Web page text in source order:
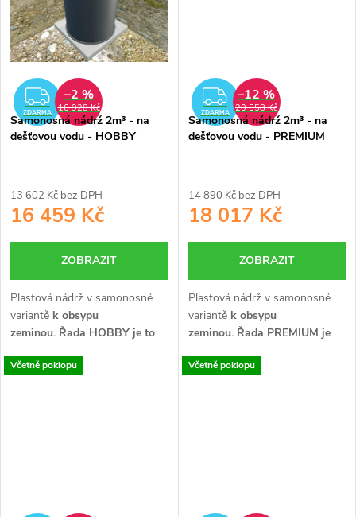
ZDARMA
ZDARMA 16 928 Kč
–2 %
Samonosná nádrž 2m³ - na
dešťovou vodu - HOBBY
13 602 Kč bez DPH
16 459 Kč
ZOBRAZIT
Plastová nádrž v samonosné
variantě k obsypu
zeminou. Řada HOBBY je to
nejlepší v poměru cena/výkon.
Je určena především pro ty,
ZDARMA
ZDARMA 20 558 Kč
–12 %
Samonosná nádrž 2m³ - na
dešťovou vodu - PREMIUM
14 890 Kč bez DPH
18 017 Kč
ZOBRAZIT
Plastová nádrž v samonosné
variantěk obsypu
zeminou. Řada PREMIUM je
vyrobena z
PRVOJAKOSTNÍHO plastu se
Včetně poklopu Včetně poklopu